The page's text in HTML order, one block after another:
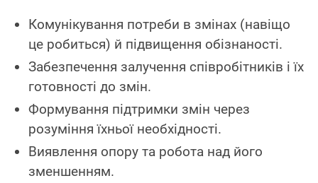
Комунікування потреби в змінах (навіщо
це робиться) й підвищення обізнаності.
Забезпечення залучення співробітників і їх
готовності до змін.
Формування підтримки змін через
розуміння їхньої необхідності.
Виявлення опору та робота над його
зменшенням.